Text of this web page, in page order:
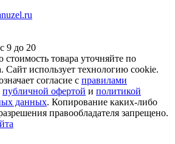
9 до 20
товара уточняйте по
Сайт использует технологию cookie.
согласие с правилами
публичной офертой и политикой
данных. Копирование каких-либо
правообладателя запрещено.